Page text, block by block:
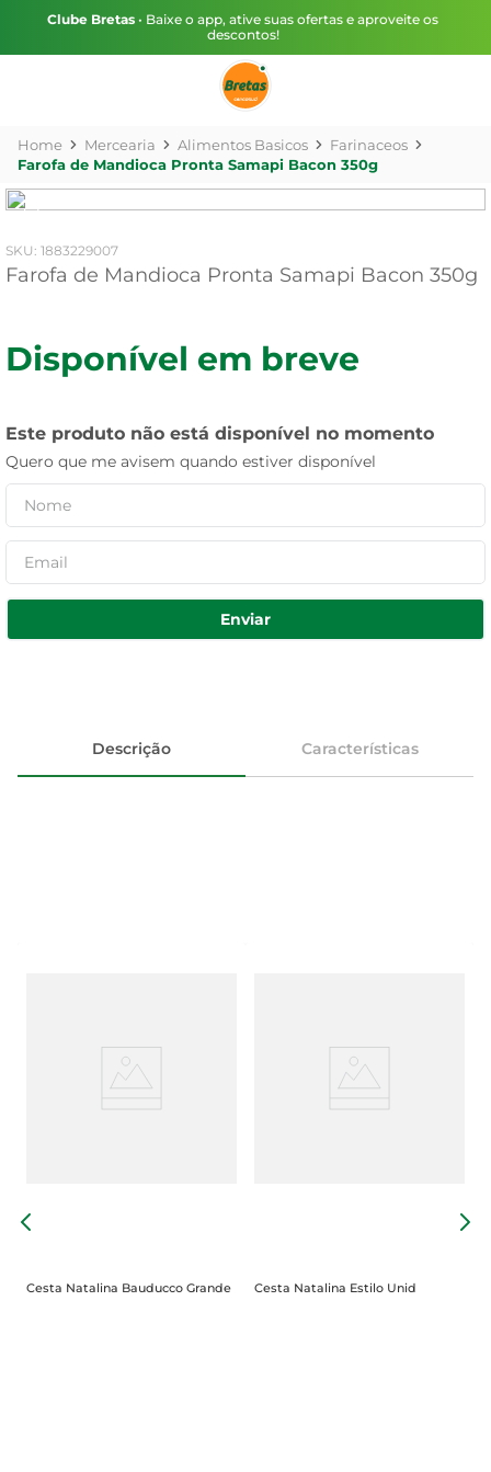
Clube Bretas • Baixe o app, ative suas ofertas e aproveite os
descontos!
Mercearia Alimentos Basicos
Farinaceos
Farofa de Mandioca Pronta Samapi Bacon 350g
: 1883229007
Farofa de Mandioca Pronta Samapi Bacon 350g
Disponível em breve
Este produto não está disponível no momento
Quero que me avisem quando estiver disponível
Enviar
Descrição Características
Cesta Natalina Bauducco Grande Cesta Natalina Estilo Unid